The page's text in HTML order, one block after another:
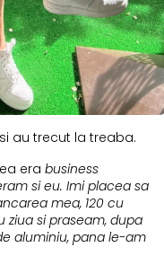
au trecut la treaba.
era business
si eu. Imi placea sa
mea, 120 cu
si praseam, dupa
aluminiu, pana le-am